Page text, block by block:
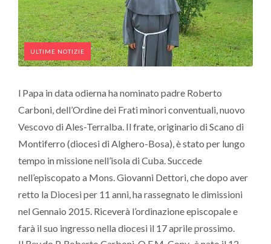
ULTIME NOTIZIE
l Papa in data odierna ha nominato padre Roberto
Carboni, dell’Ordine dei Frati minori conventuali, nuovo
Vescovo di Ales-Terralba. Il frate, originario di Scano di
Montiferro (diocesi di Alghero-Bosa), è stato per lungo
tempo in missione nell’isola di Cuba. Succede
nell’episcopato a Mons. Giovanni Dettori, che dopo aver
retto la Diocesi per 11 anni, ha rassegnato le dimissioni
nel Gennaio 2015. Riceverà l’ordinazione episcopale e
farà il suo ingresso nella diocesi il 17 aprile prossimo.